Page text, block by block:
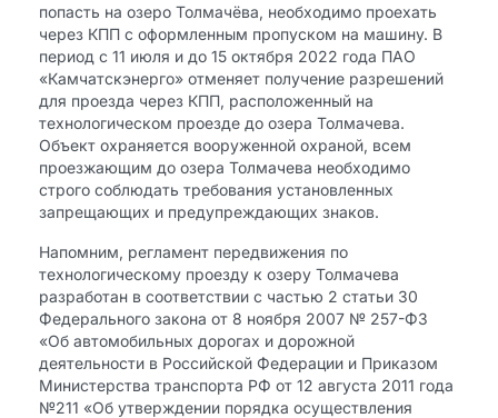
попасть на озеро Толмачёва, необходимо проехать
через КПП с оформленным пропуском на машину. В
период с 11 июля и до 15 октября 2022 года ПАО
«Камчатскэнерго» отменяет получение разрешений
для проезда через КПП, расположенный на
технологическом проезде до озера Толмачева.
Объект охраняется вооруженной охраной, всем
проезжающим до озера Толмачева необходимо
строго соблюдать требования установленных
запрещающих и предупреждающих знаков.
Напомним, регламент передвижения по
технологическому проезду к озеру Толмачева
разработан в соответствии с частью 2 статьи 30
Федерального закона от 8 ноября 2007 № 257-ФЗ
«Об автомобильных дорогах и дорожной
деятельности в Российской Федерации и Приказом
Министерства транспорта РФ от 12 августа 2011 года
№211 «Об утверждении порядка осуществления